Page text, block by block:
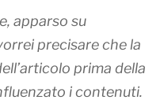
apparso su
precisare che la
prima della
i contenuti.